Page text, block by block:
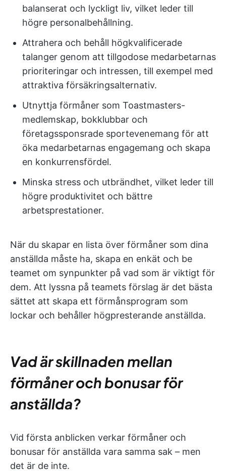
balanserat och lyckligt liv, vilket leder till
högre personalbehållning.
Attrahera och behåll högkvalificerade
talanger genom att tillgodose medarbetarnas
prioriteringar och intressen, till exempel med
attraktiva försäkringsalternativ.
Utnyttja förmåner som Toastmasters-
medlemskap, bokklubbar och
företagssponsrade sportevenemang för att
öka medarbetarnas engagemang och skapa
en konkurrensfördel.
Minska stress och utbrändhet, vilket leder till
högre produktivitet och bättre
arbetsprestationer.
När du skapar en lista över förmåner som dina
anställda måste ha, skapa en enkät och be
teamet om synpunkter på vad som är viktigt för
dem. Att lyssna på teamets förslag är det bästa
sättet att skapa ett förmånsprogram som
lockar och behåller högpresterande anställda.
Vad är skillnaden mellan
förmåner och bonusar för
anställda?
Vid första anblicken verkar förmåner och
bonusar för anställda vara samma sak – men
det är de inte.